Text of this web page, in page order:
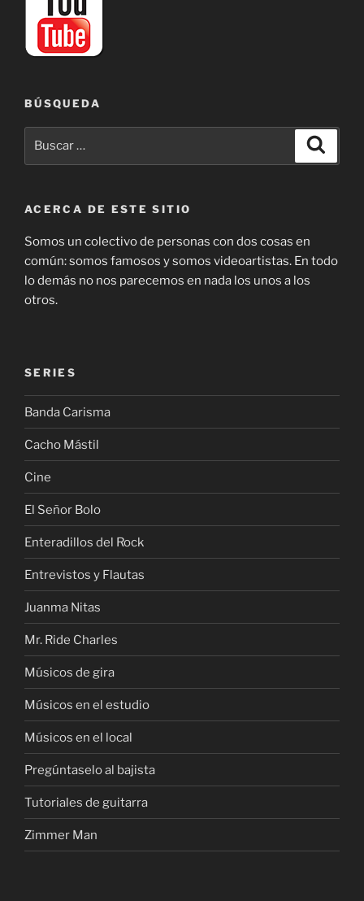
BÚSQUEDA
ACERCA DE ESTE SITIO
Somos un colectivo de personas con dos cosas en
común: somos famosos y somos videoartistas. En todo
lo demás no nos parecemos en nada los unos a los
otros.
SERIES
Banda Carisma
Cacho Mástil
Cine
El Señor Bolo
Enteradillos del Rock
Entrevistos y Flautas
Juanma Nitas
Mr. Ride Charles
Músicos de gira
Músicos en el estudio
Músicos en el local
Pregúntaselo al bajista
Tutoriales de guitarra
Zimmer Man